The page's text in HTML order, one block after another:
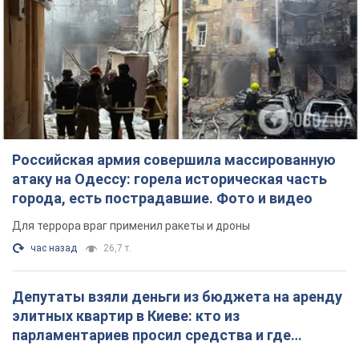
Российская армия совершила массированную
атаку на Одессу: горела историческая часть
города, есть пострадавшие. Фото и видео
Для террора враг применил ракеты и дроны
час назад 26,7 т.
Депутаты взяли деньги из бюджета на аренду
элитных квартир в Киеве: кто из
парламентариев просил средства и где